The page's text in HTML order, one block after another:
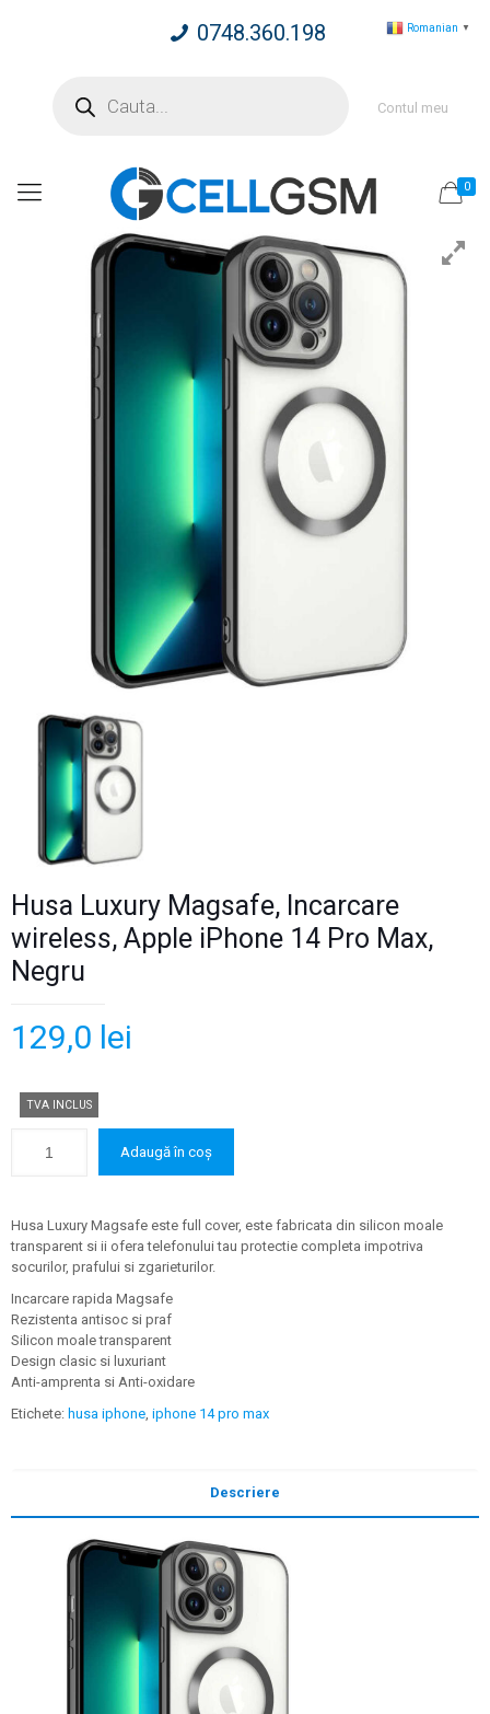
0748.360.198
search
Contul meu
0
Husa Luxury Magsafe, Incarcare
wireless, Apple iPhone 14 Pro Max,
Negru
129,0 lei
TVA INCLUS
Adaugă în coș
Husa Luxury Magsafe este full cover, este fabricata din silicon moale
transparent si ii ofera telefonului tau protectie completa impotriva
socurilor, prafului si zgarieturilor.
Incarcare rapida Magsafe
Rezistenta antisoc si praf
Silicon moale transparent
Design clasic si luxuriant
Anti-amprenta si Anti-oxidare
Etichete: husa iphone, iphone 14 pro max
Descriere
Romanian ▼